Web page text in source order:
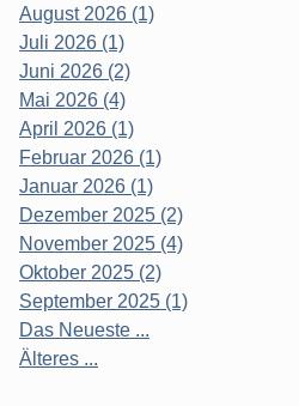
August 2026 (1)
Juli 2026 (1)
Juni 2026 (2)
Mai 2026 (4)
April 2026 (1)
Februar 2026 (1)
Januar 2026 (1)
Dezember 2025 (2)
November 2025 (4)
Oktober 2025 (2)
September 2025 (1)
Das Neueste ...
Älteres ...